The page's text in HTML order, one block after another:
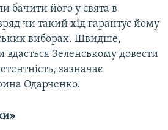
бачити його у свята в
чи такий хід гарантує йому
виборах. Швидше,
вдасться Зеленському довести
зазначає
Одарченко.